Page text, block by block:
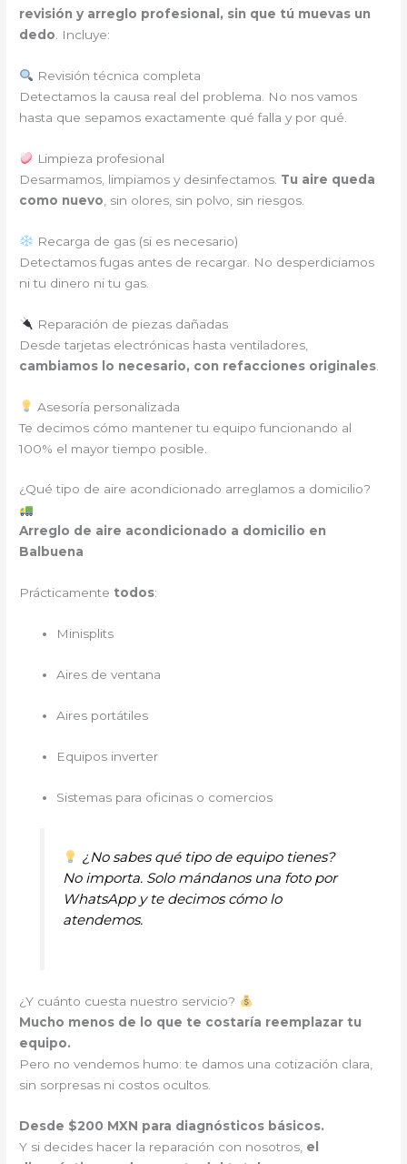
revisión y arreglo profesional, sin que tú muevas un
dedo . Incluye:
Revisión técnica completa
Detectamos la causa real del problema. No nos vamos
hasta que sepamos exactamente qué falla y por qué.
Limpieza profesional
Desarmamos, limpiamos y desinfectamos. Tu aire queda
como nuevo , sin olores, sin polvo, sin riesgos.
Recarga de gas (si es necesario)
Detectamos fugas antes de recargar. No desperdiciamos
ni tu dinero ni tu gas.
Reparación de piezas dañadas
Desde tarjetas electrónicas hasta ventiladores,
cambiamos lo necesario, con refacciones originales
Asesoría personalizada
Te decimos cómo mantener tu equipo funcionando al
100% el mayor tiempo posible.
¿Qué tipo de aire acondicionado arreglamos a domicilio?
Arreglo de aire acondicionado a domicilio en
Balbuena
Prácticamente todos:
Minisplits
Aires de ventana
Aires portátiles
Equipos inverter
Sistemas para oficinas o comercios
¿No sabes qué tipo de equipo tienes?
No importa. Solo mándanos una foto por
WhatsApp y te decimos cómo lo
atendemos.
¿Y cuánto cuesta nuestro servicio?
Mucho menos de lo que te costaría reemplazar tu
equipo.
Pero no vendemos humo: te damos una cotización clara,
sin sorpresas ni costos ocultos.
Desde $200 MXN para diagnósticos básicos.
Y si decides hacer la reparación con nosotros, el